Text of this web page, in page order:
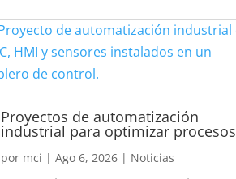
Proyectos de automatización
industrial para optimizar procesos
por mci |Ago 6, 2026 | Noticias